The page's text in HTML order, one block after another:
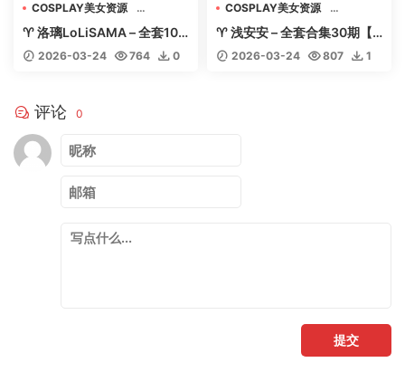
COSPLAY美女资源
机构写真收藏
美女专辑套图视频
♈ 洛璃LoLiSAMA – 全套105
期含随包视频【75.9G-202
2026-03-24 764 0
COSPLAY美女资源
机构写真收藏
美女专辑套图视频
♈ 浅安安 – 全套合集30期【2
5G-2026.3】 – 【丽人丝
2026-03-24 807 1
评论 0
提交